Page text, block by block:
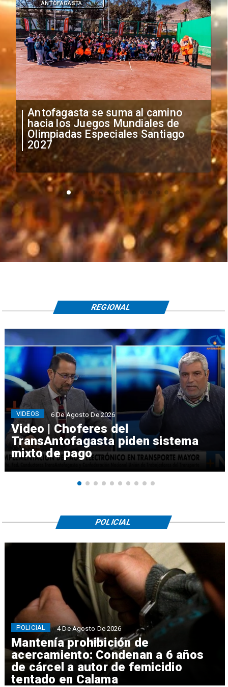
Antofagasta se suma al camino
hacia los Juegos Mundiales de
Olimpiadas Especiales Santiago
2027
ANTOFAGASTA
Video | Choferes del
TransAntofagasta piden sistema
mixto de pago
VIDEOS 6 De Agosto De 2026
REGIONAL
Mantenía prohibición de
acercamiento: Condenan a 6 años
de cárcel a autor de femicidio
tentado en Calama
POLICIAL 4 De Agosto De 2026
POLICIAL